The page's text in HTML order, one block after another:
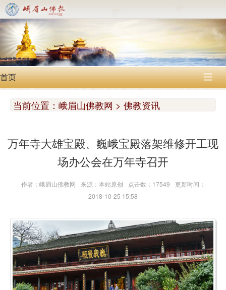
首页 
当前位置： 峨眉山佛教网 > 佛教资讯
万年寺大雄宝殿、巍峨宝殿落架维修开工现
场办公会在万年寺召开
作者：峨眉山佛教网 来源：本站原创 点击数：17549
更新时间：
2018-10-25 15:58